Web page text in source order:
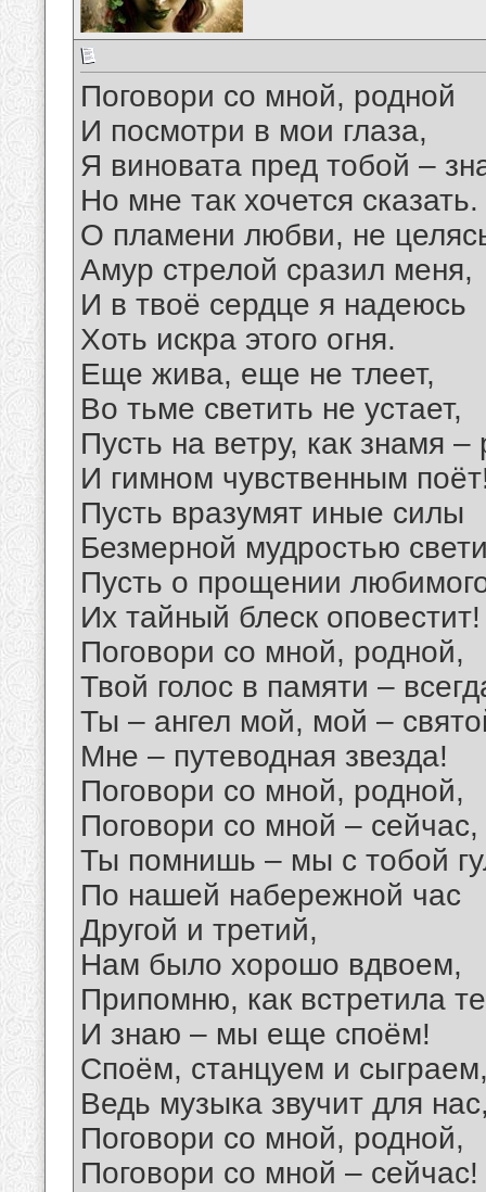
Поговори со мной, родной
И посмотри в мои глаза,
Я виновата пред тобой –
Но мне так хочется сказать.
О пламени любви, не
Амур стрелой сразил меня,
И в твоё сердце я надеюсь
Хоть искра этого огня.
Еще жива, еще не тлеет,
Во тьме светить не устает,
Пусть на ветру, как знамя –
И гимном чувственным
Пусть вразумят иные силы
Безмерной мудростью
Пусть о прощении
Их тайный блеск оповестит!
Поговори со мной, родной,
Твой голос в памяти –
Ты – ангел мой, мой –
Мне – путеводная звезда!
Поговори со мной, родной,
Поговори со мной – сейчас,
Ты помнишь – мы с тобой
По нашей набережной час
Другой и третий,
Нам было хорошо вдвоем,
Припомню, как встретила
И знаю – мы еще споём!
Споём, станцуем и
Ведь музыка звучит для
Поговори со мной, родной,
Поговори со мной – сейчас!